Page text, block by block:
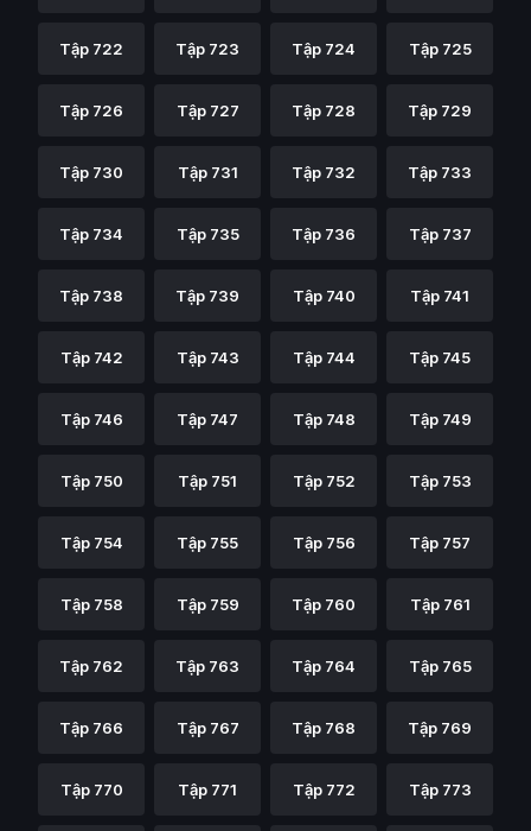
Tập 722 Tập 723 Tập 724 Tập 725
Tập 726 Tập 727 Tập 728 Tập 729
Tập 730 Tập 731 Tập 732 Tập 733
Tập 734 Tập 735 Tập 736 Tập 737
Tập 738 Tập 739 Tập 740 Tập 741
Tập 742 Tập 743 Tập 744 Tập 745
Tập 746 Tập 747 Tập 748 Tập 749
Tập 750 Tập 751 Tập 752 Tập 753
Tập 754 Tập 755 Tập 756 Tập 757
Tập 758 Tập 759 Tập 760 Tập 761
Tập 762 Tập 763 Tập 764 Tập 765
Tập 766 Tập 767 Tập 768 Tập 769
Tập 770 Tập 771 Tập 772 Tập 773